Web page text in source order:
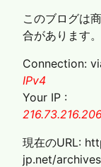
このブログは
合があります。
Connection:
IPv4
Your IP :
現在のURL:
jp.net/